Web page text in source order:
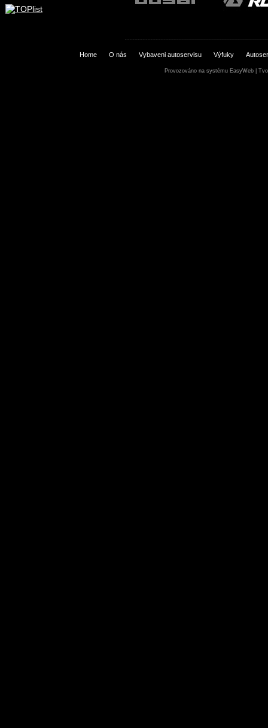
Home O nás Vybaveni autoservisu Výfuky
Provozováno na systému EasyWeb|